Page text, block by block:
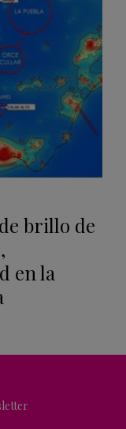
brillo de
en la